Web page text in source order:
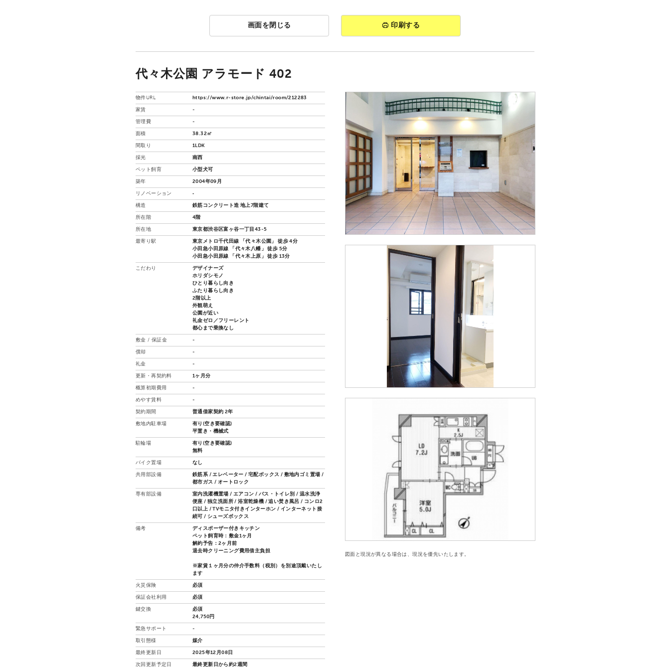
画面を閉じる 印刷する
代々木公園 アラモード 402
図面と現況が異なる場合は、現況を優先いたします。
物件URL https://www.r-store.jp/chintai/room/212283
家賃 -
管理費 -
面積 38.32㎡
間取り 1LDK
採光 南西
ペット飼育 小型犬可
築年 2004年09月
リノベーション ‐
構造 鉄筋コンクリート造 地上7階建て
所在階 4階
所在地 東京都渋谷区富ヶ谷一丁目43-5
最寄り駅
東京メトロ千代田線 「代々木公園」 徒歩 4分
小田急小田原線 「代々木八幡」 徒歩 5分
小田急小田原線 「代々木上原」 徒歩 13分
こだわり
デザイナーズ
ホリダシモノ
ひとり暮らし向き
ふたり暮らし向き
2階以上
外観萌え
公園が近い
礼金ゼロ／フリーレント
都心まで乗換なし
敷金 / 保証金 -
償却 -
礼金 -
更新・再契約料 1ヶ月分
概算初期費用 -
めやす賃料 -
契約期間 普通借家契約 2年
敷地内駐車場
有り(空き要確認)
平置き・機械式
駐輪場
有り(空き要確認)
無料
バイク置場 なし
共用部設備
鉄筋系 / エレベーター / 宅配ボックス / 敷地内ゴミ置場 /
都市ガス / オートロック
専有部設備
室内洗濯機置場 / エアコン / バス・トイレ別 / 温水洗浄
便座 / 独立洗面所 / 浴室乾燥機 / 追い焚き風呂 / コンロ2
口以上 / TVモニタ付きインターホン / インターネット接
続可 / シューズボックス
備考
ディスポーザー付きキッチン
ペット飼育時：敷金1ヶ月
解約予告：2ヶ月前
退去時クリーニング費用借主負担
※家賃１ヶ月分の仲介手数料（税別）を別途頂戴いたし
ます
火災保険 必須
保証会社利用 必須
鍵交換
必須
24,750円
緊急サポート -
取引態様 媒介
最終更新日 2025年12月08日
次回更新予定日 最終更新日から約2週間